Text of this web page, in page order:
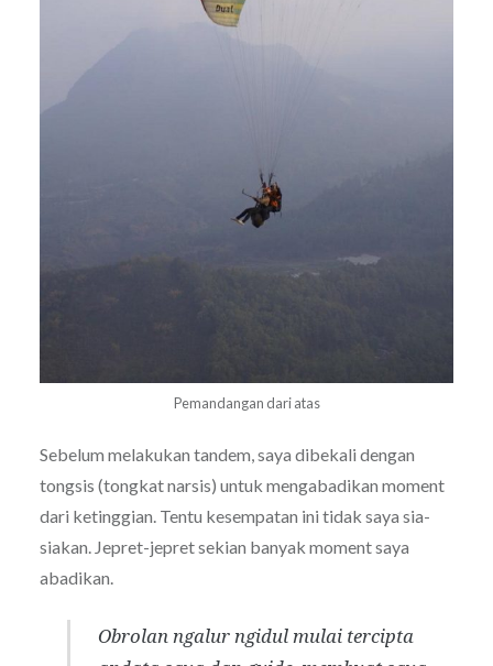
Pemandangan dari atas
Sebelum melakukan tandem, saya dibekali dengan
tongsis (tongkat narsis) untuk mengabadikan moment
dari ketinggian. Tentu kesempatan ini tidak saya sia-
siakan. Jepret-jepret sekian banyak moment saya
abadikan.
Obrolan ngalur ngidul mulai tercipta